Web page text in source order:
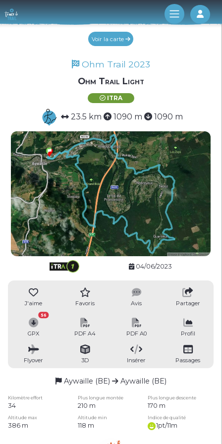
Log
Voir la carte
Ohm Trail 2023
Ohm Trail Light
ITRA
23.5 km 1090 m 1090 m
04/06/2023
J'aime Favoris Avis Partager
GPX
56
PDF A4 PDF A0 Profil
Flyover 3D Insérer Passages
Aywaille (BE) Aywaille (BE)
Kilomètre effort Plus longue montée Plus longue descente
34 210 m 170 m
Altitude max Altitude min Indice de qualité
386 m 118 m 1pt/11m